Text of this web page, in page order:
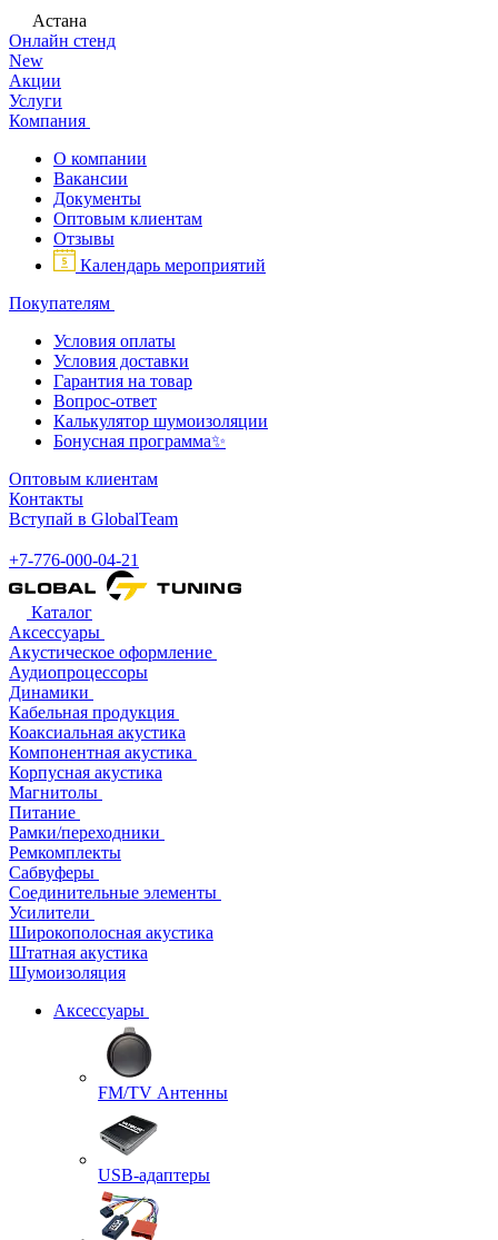
Астана
Онлайн стенд
New
Акции
Услуги
Компания
О компании
Вакансии
Документы
Оптовым клиентам
Отзывы
Календарь мероприятий
Покупателям
Условия оплаты
Условия доставки
Гарантия на товар
Вопрос-ответ
Калькулятор шумоизоляции
Бонусная программа✨
Оптовым клиентам
Контакты
Вступай в GlobalTeam
+7-776-000-04-21
Каталог
Аксессуары
Акустическое оформление
Аудиопроцессоры
Динамики
Кабельная продукция
Коаксиальная акустика
Компонентная акустика
Корпусная акустика
Магнитолы
Питание
Рамки/переходники
Ремкомплекты
Сабвуферы
Соединительные элементы
Усилители
Широкополосная акустика
Штатная акустика
Шумоизоляция
Аксессуары
FM/TV Антенны
USB-адаптеры